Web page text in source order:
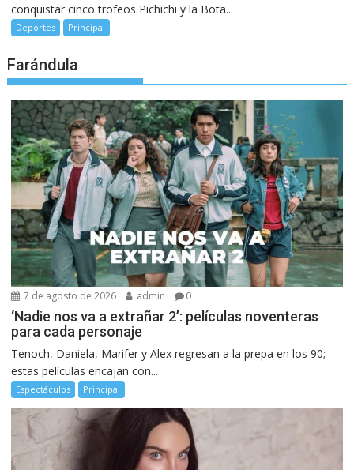
conquistar cinco trofeos Pichichi y la Bota...
Deportes Principal
Farándula
7 de agosto de 2026 admin 0
‘Nadie nos va a extrañar 2’: películas noventeras
para cada personaje
Tenoch, Daniela, Marifer y Alex regresan a la prepa en los 90;
estas películas encajan con...
Espectáculos Principal